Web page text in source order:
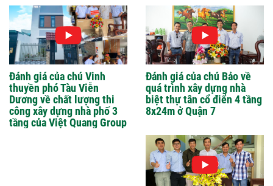
Đánh giá của chú Vinh
thuyền phó Tàu Viễn
Dương về chất lượng thi
công xây dựng nhà phố 3
tầng của Việt Quang Group
Đánh giá của chú Bảo về
quá trình xây dựng nhà
biệt thự tân cổ điển 4 tầng
8x24m ở Quận 7